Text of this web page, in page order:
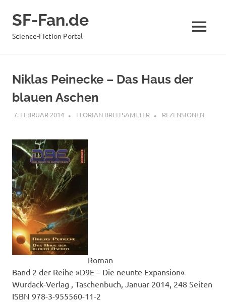
InhaltSF-Fan.de
Science-Fiction Portal MENÜ
Niklas Peinecke – Das Haus der
blauen Aschen
7. FEBRUAR 2014 FLORIAN BREITSAMETER REZENSIONEN
Roman
Band 2 der Reihe »D9E – Die neunte Expansion«
Wurdack-Verlag , Taschenbuch, Januar 2014, 248 Seiten
ISBN 978-3-955560-11-2